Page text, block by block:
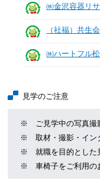
㈱金沢容器リ
（社福）共生
㈱ハートフル
見学のご注意
※ ご見学中の写真撮
※ 取材・撮影・イン
※ 就職を目的とした
※ 車椅子をご利用の